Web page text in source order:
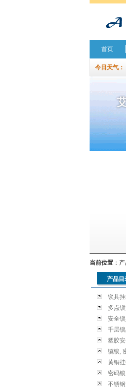
首页
今日天气：
当前位置 ：
产品目
锁具
多点
安全
千层
塑胶
缆锁,
黄铜
密码锁
不锈